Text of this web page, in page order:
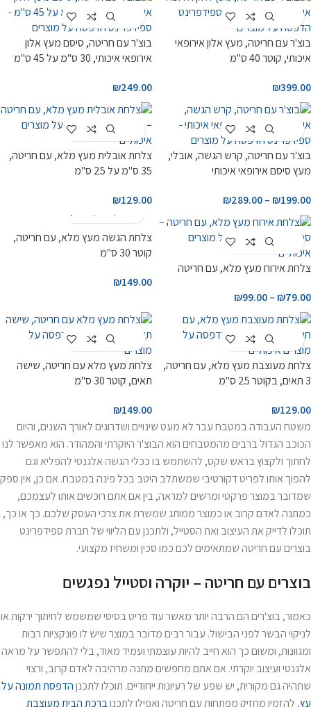
Customize
בוצ'ר עם חריטה, מעץ אלון אירופאי
איכותי, קוטר 40 ס"מ
₪399.00
Customize
בוצ'ר עם חריטה, סיסם מעץ אלון
אירופאי איכותי, 30 ס"מ על 45 ס"מ
₪249.00
Customize
בוצ'ר עם חריטה, קרש הגשה, אובלי,
מעץ סיסם אירופאי איכותי
₪199.00
–
₪289.00
Customize
צלחת אובלית מעץ מלא, עם חריטה,
35 ס"מ על 25 ס"מ
₪129.00
Customize
צלחת אירוח מעץ מלא, עם חריטה
₪79.00
–
₪99.00
צלחת הגשה מעץ מלא, עם חריטה,
קוטר 30 ס"מ
₪149.00
Customize
צלחת מעוצבת מעץ מלא, עם חריטה,
3 תאים, בקוטר 25 ס"מ
₪129.00
Customize
צלחת מעץ מלא עם חריטה, שישה
תאים, קוטר 30 ס"מ
₪149.00
משטח העבודה במטבח עבר לא מעט שינויים ושדרוגים לאורך השנים, והיום
הכוכב הגדול ברבים מהמטבחים הוא הבוצ'ר היוקרתי והמהודר. הוא מאפשר לנו
לחתוך ולקצוץ בראש שקט, להשתמש בו ככלי הגשה אלגנטי להפליא וגם
להפוך אותו לפריט דקורטיבי שמשתלב היטב בכל פינה במטבח. אם כן, אין ספק
שמדובר במוצר פרקטי ומרשים למראה, בין אם אתם רוכשים אותו לעצמכם,
כמתנה לאדם קרוב או כמוצר ממותג שמשרת את צרכי העסק שלכם. כך או כך,
תוכלו לדייק את העיצוב ואת הסטייל, ולתכנן עם הליווי שלחברת ספידפרינט
בוצרים עם חריטהשמתאימים לכם כמו סכין ומשחיז מקצועי.
בוצרים עם חריטה – יוקרה וסטייל נפגשים
כאמור, בוצ'רים הם הרבה יותר מאשר עוד פריט בסיסי שמשמש לחיתוך ירקות או
לניקוי הבשר לפני הבישול. עבור רבים מדובר במוצר שיש לו פונקציות רבות
ומגוונות, ומשום כך הוא חייב להיות עוצמתי ועמיד מאוד, בלי להתפשר על מראה
אלגנטי ועיצוב יוקרתי. אם אתם מחפשים מתנה מרהיבה לאדם קרוב, ורצוי
שתהיה גם מקורית, יש שפע של רעיונות ייחודיים. תוכלו לתכנןהדפסת תמונה על
עץ, להזמין מחזיק מפתחות עם חריטה ואפילו לתכנןברכת הבית מעוצבת